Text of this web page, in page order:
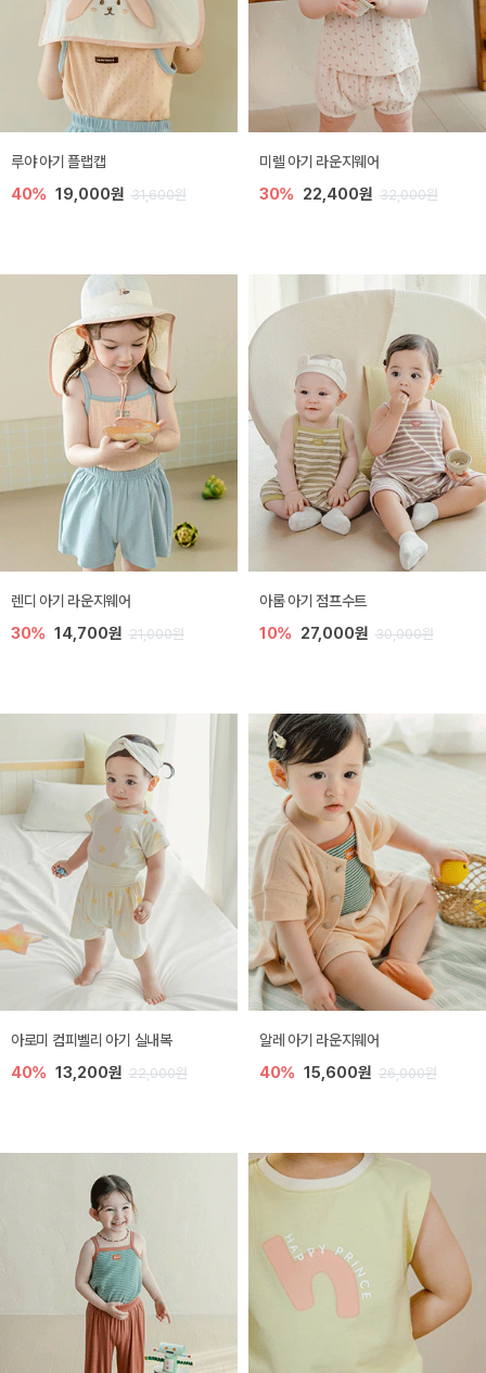
루야 아기 플랩캡
40% 19,000원 31,600원
미렐 아기 라운지웨어
30% 22,400원 32,000원
렌디 아기 라운지웨어
30% 14,700원 21,000원
아롬 아기 점프수트
10% 27,000원 30,000원
아로미 컴피벨리 아기 실내복
40% 13,200원 22,000원
알레 아기 라운지웨어
40% 15,600원 26,000원